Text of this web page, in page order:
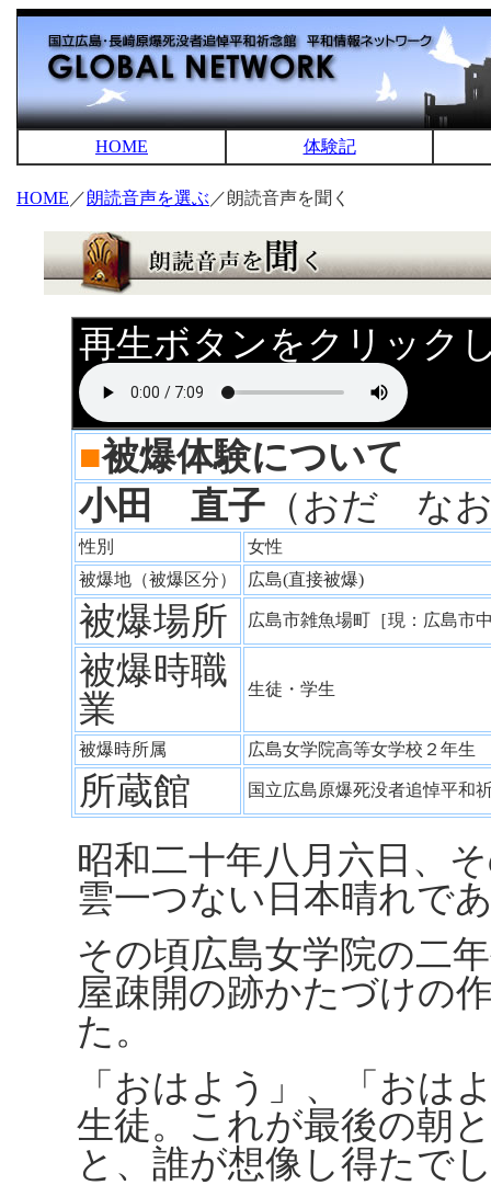
HOME 体験記
HOME ／朗読音声を選ぶ ／朗読音声を聞く
再生ボタンをクリック
■被爆体験について
小田 直子 （おだ な
性別
女性
被爆地（被爆区分）
広島(直接被爆)
被爆場所 広島市雑魚場町［現：広島
被爆時職
業
生徒・学生
被爆時所属 広島女学院高等女学校２年
所蔵館 国立広島原爆死没者追悼平
昭和二十年八月六日、
雲一つない日本晴れで
その頃広島女学院の二
屋疎開の跡かたづけの
た。
「おはよう」、「おは
生徒。これが最後の朝
と、誰が想像し得たで